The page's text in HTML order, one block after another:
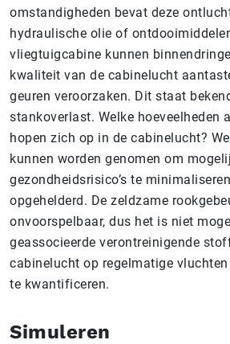
omstandigheden bevat deze
hydraulische olie of
vliegtuigcabine kunnen
kwaliteit van de cabinelucht
geuren veroorzaken. Dit staat
stankoverlast. Welke hoeveelheden
hopen zich op in de cabinelucht?
kunnen worden genomen om
gezondheidsrisico’s te
opgehelderd. De zeldzame
onvoorspelbaar, dus het is niet
geassocieerde verontreinigende
cabinelucht op regelmatige
te kwantificeren.
Simuleren